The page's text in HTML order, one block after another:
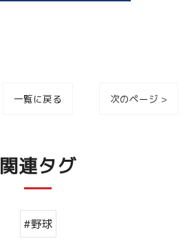
一覧に戻る 次のページ >
関連タグ
#野球